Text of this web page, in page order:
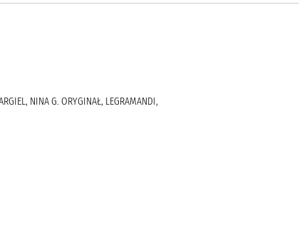
NINA G. ORYGINAŁ, LEGRAMANDI,